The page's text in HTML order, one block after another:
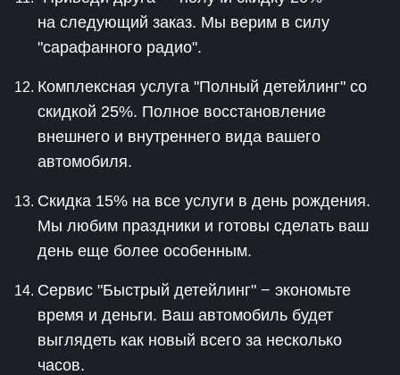
на следующий заказ. Мы верим в силу
"сарафанного радио".
Комплексная услуга "Полный детейлинг" со
скидкой 25%. Полное восстановление
внешнего и внутреннего вида вашего
автомобиля.
Скидка 15% на все услуги в день рождения.
Мы любим праздники и готовы сделать ваш
день еще более особенным.
Сервис "Быстрый детейлинг" − экономьте
время и деньги. Ваш автомобиль будет
выглядеть как новый всего за несколько
часов.